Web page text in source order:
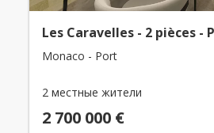
Les Caravelles - 2 pièces -
Monaco - Port
2 местные жители
2 700 000 €